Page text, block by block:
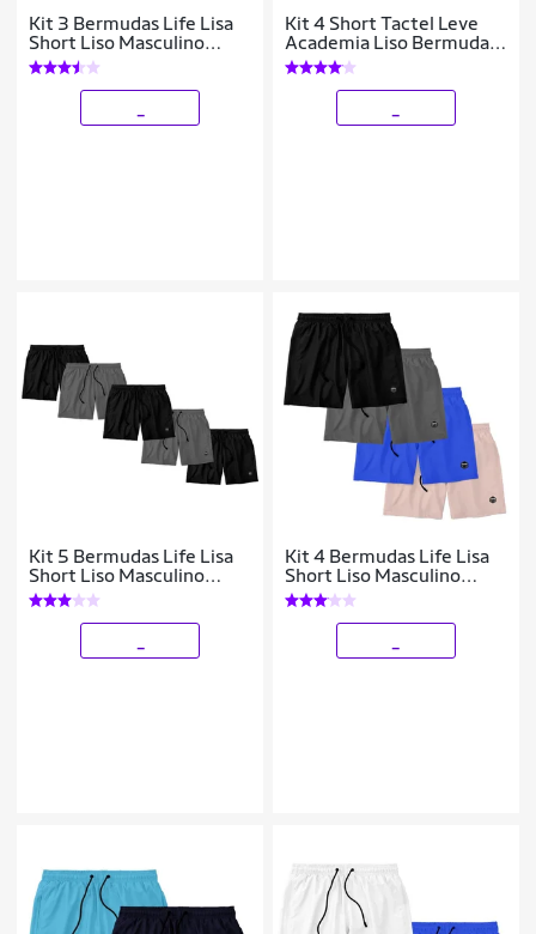
Kit 3 Bermudas Life Lisa
Short Liso Masculino
Básico Mauricinho Tactel
- Branco+Preto
Kit 4 Short Tactel Leve
Academia Liso Bermuda
Masculina
Kit 5 Bermudas Life Lisa
Short Liso Masculino
Básico Mauricinho Tactel
- Preto+Cinza
Kit 4 Bermudas Life Lisa
Short Liso Masculino
Básico Mauricinho Tactel